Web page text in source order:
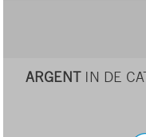
ARGENT
IN DE